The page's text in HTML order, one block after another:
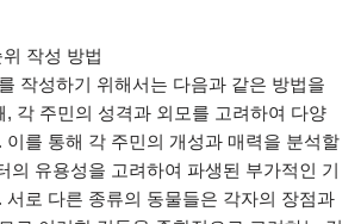
작성 방법
작성하기 위해서는 다음과 같은 방법을
, 각 주민의 성격과 외모를 고려하여 다양
이를 통해 각 주민의 개성과 매력을 분석할
의 유용성을 고려하여 파생된 부가적인 기
서로 다른 종류의 동물들은 각자의 장점과